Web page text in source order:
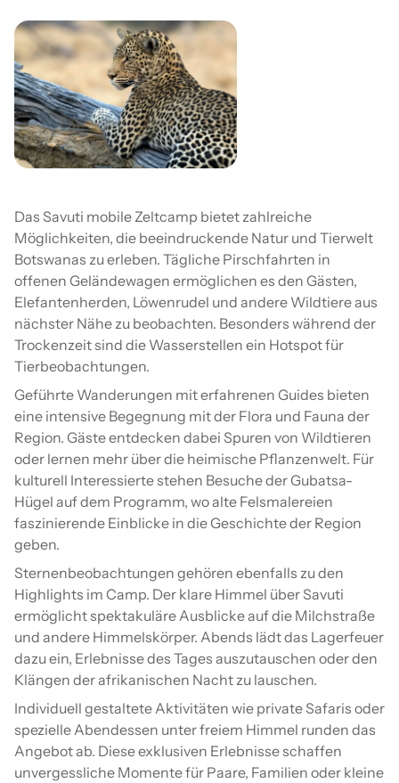
Das Savuti mobile Zeltcamp bietet zahlreiche
Möglichkeiten, die beeindruckende Natur und Tierwelt
Botswanas zu erleben. Tägliche Pirschfahrten in
offenen Geländewagen ermöglichen es den Gästen,
Elefantenherden, Löwenrudel und andere Wildtiere aus
nächster Nähe zu beobachten. Besonders während der
Trockenzeit sind die Wasserstellen ein Hotspot für
Tierbeobachtungen.
Geführte Wanderungen mit erfahrenen Guides bieten
eine intensive Begegnung mit der Flora und Fauna der
Region. Gäste entdecken dabei Spuren von Wildtieren
oder lernen mehr über die heimische Pflanzenwelt. Für
kulturell Interessierte stehen Besuche der Gubatsa-
Hügel auf dem Programm, wo alte Felsmalereien
faszinierende Einblicke in die Geschichte der Region
geben.
Sternenbeobachtungen gehören ebenfalls zu den
Highlights im Camp. Der klare Himmel über Savuti
ermöglicht spektakuläre Ausblicke auf die Milchstraße
und andere Himmelskörper. Abends lädt das Lagerfeuer
dazu ein, Erlebnisse des Tages auszutauschen oder den
Klängen der afrikanischen Nacht zu lauschen.
Individuell gestaltete Aktivitäten wie private Safaris oder
spezielle Abendessen unter freiem Himmel runden das
Angebot ab. Diese exklusiven Erlebnisse schaffen
unvergessliche Momente für Paare, Familien oder kleine